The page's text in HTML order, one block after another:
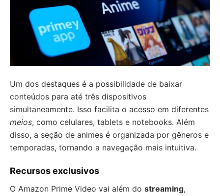
Um dos destaques é a possibilidade de baixar
conteúdos para até três dispositivos
simultaneamente. Isso facilita o acesso em diferentes
meios, como celulares, tablets e notebooks. Além
disso, a seção de animes é organizada por gêneros e
temporadas, tornando a navegação mais intuitiva.
Recursos exclusivos
O Amazon Prime Video vai além do streaming,